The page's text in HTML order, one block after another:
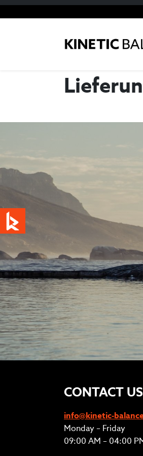
CONTACT US
info@kinetic-
Monday – Friday
09:00 AM – 04:00